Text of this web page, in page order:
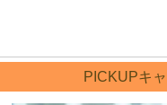
PICKUPキ